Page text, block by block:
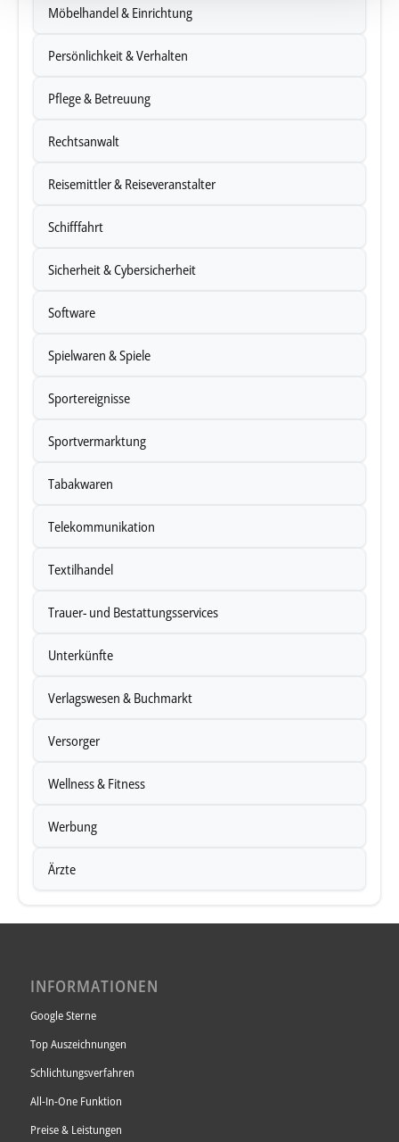
personalisieren, Funktionen für soziale Medien anbieten
analysieren. Außerdem geben wir Informationen zu Ihrer
soziale Medien, Werbung und Analysen weiter. Unsere
weiteren Daten zusammen, die Sie ihnen bereitgestellt
gesammelt haben.
Unsere Datenschutzerklärung finden sie
Möbelhandel & Einrichtung
Persönlichkeit & Verhalten
Pflege & Betreuung
Rechtsanwalt
Reisemittler & Reiseveranstalter
Schifffahrt
Sicherheit & Cybersicherheit
Software
Spielwaren & Spiele
Sportereignisse
Sportvermarktung
Tabakwaren
Telekommunikation
Textilhandel
Trauer- und Bestattungsservices
Unterkünfte
Verlagswesen & Buchmarkt
Versorger
Wellness & Fitness
Werbung
Ärzte
INFORMATIONEN
Google Sterne
Top Auszeichnungen
Schlichtungsverfahren
All-In-One Funktion
Preise & Leistungen